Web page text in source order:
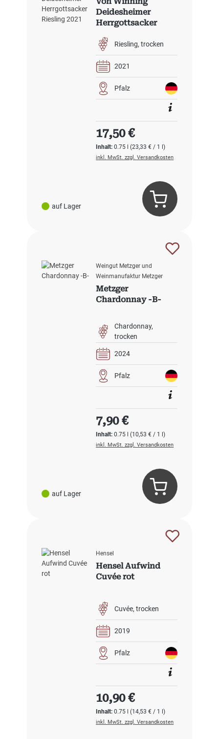
auf Lager
Deidesheimer
Herrgottsacker
Riesling trocken
2021
Pfalz
Inhalt:0.75 l(23,33 € / 1 l)
Regulärer Preis:
17,50 €
inkl. MwSt. zzgl. Versandkosten
auf Lager
Weingut Metzger und
Weinmanufaktur Metzger
Metzger
Chardonnay -B-
Chardonnay
trocken
2024
Pfalz
Inhalt:0.75 l(10,53 € / 1 l)
Regulärer Preis:
7,90 €
inkl. MwSt. zzgl. Versandkosten
Hensel
Hensel Aufwind
Cuvée rot
Cuvée trocken
2019
Pfalz
Inhalt:0.75 l(14,53 € / 1 l)
Regulärer Preis:
10,90 €
inkl. MwSt. zzgl. Versandkosten